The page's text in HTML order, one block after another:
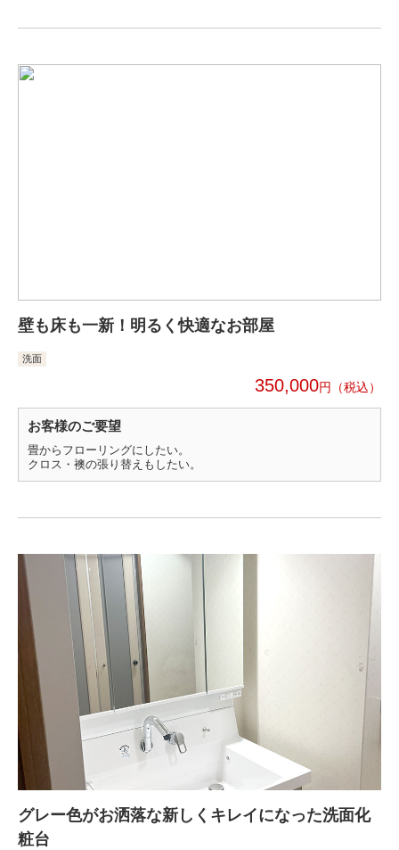
壁も床も一新！明るく快適なお部屋
洗面
350,000円
お客様のご要望
畳からフローリングにしたい。
クロス・襖の張り替えもしたい。
グレー色がお洒落な新しくキレイになった洗面化
粧台